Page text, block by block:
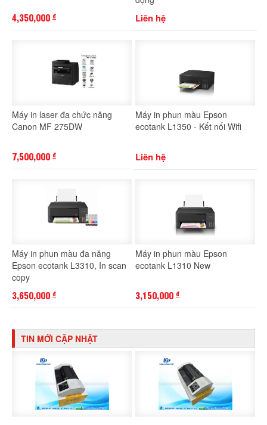
4,350,000 đ Liên hệ
Máy in laser đa chức năng
Canon MF 275DW
7,500,000 đ
Máy in phun màu Epson
ecotank L1350 - Kết nối Wifi
Liên hệ
Máy in phun màu đa năng
Epson ecotank L3310, In scan
copy
3,650,000 đ
Máy in phun màu Epson
ecotank L1310 New
3,150,000 đ
TIN MỚI CẬP NHẬT